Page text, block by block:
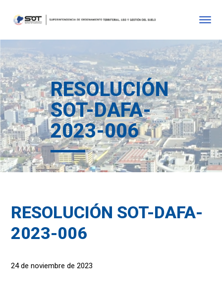
RESOLUCIÓN
SOT-DAFA-
2023-006
RESOLUCIÓN SOT-DAFA-
2023-006
24 de noviembre de 2023